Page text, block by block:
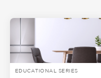
EDUCATIONAL SERIES